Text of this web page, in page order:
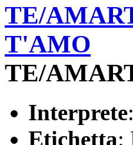
TE/
Interprete
Etichetta: